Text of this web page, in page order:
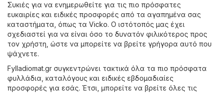
Συκιές για να ενημερωθείτε για τις πιο πρόσφατες
ευκαιρίες και ειδικές προσφορές από τα αγαπημένα σας
καταστήματα, όπως τα Vicko. Ο ιστότοπός μας έχει
σχεδιαστεί για να είναι όσο το δυνατόν φιλικότερος προς
τον χρήστη, ώστε να μπορείτε να βρείτε γρήγορα αυτό που
ψάχνετε.
Fylladiomat.gr συγκεντρώνει τακτικά όλα τα πιο πρόσφατα
φυλλάδια, καταλόγους και ειδικές εβδομαδιαίες
προσφορές για εσάς. Έτσι, μπορείτε να βρείτε όλες τις